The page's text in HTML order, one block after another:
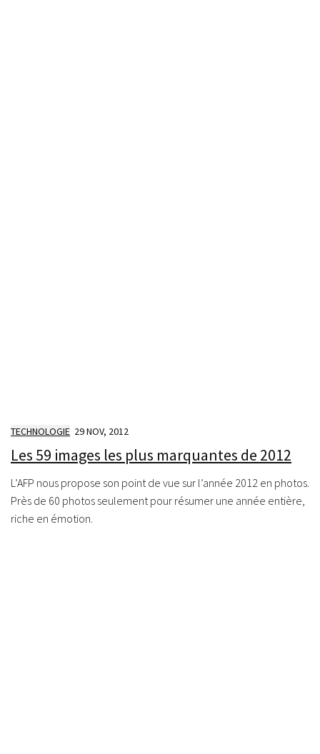
TECHNOLOGIE 29 NOV, 2012
Les 59 images les plus marquantes de 2012
L’AFP nous propose son point de vue sur l’année 2012 en photos.
Près de 60 photos seulement pour résumer une année entière,
riche en émotion.